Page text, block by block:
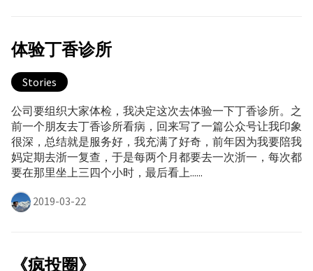
体验丁香诊所
Stories
公司要组织大家体检，我决定这次去体验一下丁香诊所。之
前一个朋友去丁香诊所看病，回来写了一篇公众号让我印象
很深，总结就是服务好，我充满了好奇，前年因为我要陪我
妈定期去浙一复查，于是每两个月都要去一次浙一，每次都
要在那里坐上三四个小时，最后看上......
2019-03-22
《疯投圈》